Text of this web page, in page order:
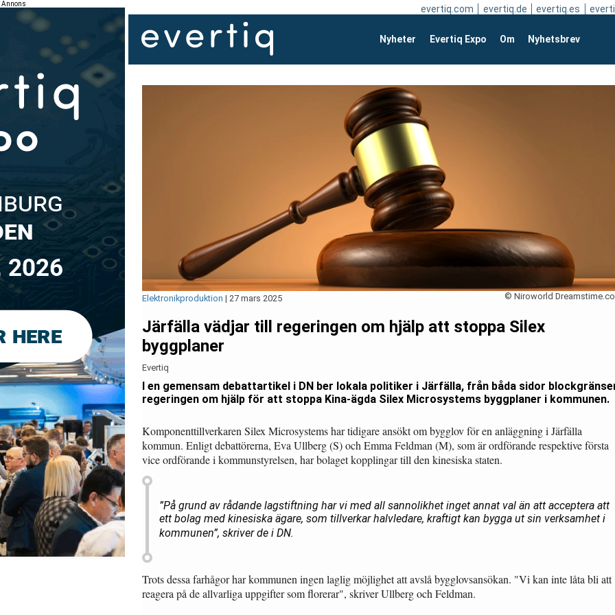
Annons evertiq.com evertiq.de evertiq.es
Nyheter Evertiq Expo Om Nyhetsbrev
© Niroworld
Elektronikproduktion | 27 mars 2025
Järfälla vädjar till regeringen om hjälp att stoppa Silex
byggplaner
Evertiq
I en gemensam debattartikel i DN ber lokala politiker i Järfälla, från båda sidor
regeringen om hjälp för att stoppa Kina-ägda Silex Microsystems byggplaner i kommunen.
Komponenttillverkaren Silex Microsystems har tidigare ansökt om bygglov för en anläggning i Järfälla
kommun. Enligt debattörerna, Eva Ullberg (S) och Emma Feldman (M), som är ordförande respektive första
vice ordförande i kommunstyrelsen, har bolaget kopplingar till den kinesiska staten.
”På grund av rådande lagstiftning har vi med all sannolikhet inget annat val än att acceptera att
ett bolag med kinesiska ägare, som tillverkar halv­ledare, kraftigt kan bygga ut sin verksamhet i
kommunen”, skriver de i DN.
Trots dessa farhågor har kommunen ingen laglig möjlighet att avslå bygglovsansökan. "Vi kan inte låta bli att
reagera på de allvarliga uppgifter som florerar", skriver Ullberg och Feldman.